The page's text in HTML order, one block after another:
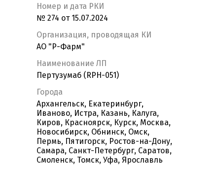
Номер и дата РКИ
№ 274 от 15.07.2024
Организация, проводящая КИ
АО "Р-Фарм"
Наименование ЛП
Пертузумаб (RPH-051)
Города
Архангельск, Екатеринбург,
Иваново, Истра, Казань, Калуга,
Киров, Красноярск, Курск, Москва,
Новосибирск, Обнинск, Омск,
Пермь, Пятигорск, Ростов-на-Дону,
Самара, Санкт-Петербург, Саратов,
Смоленск, Томск, Уфа, Ярославль